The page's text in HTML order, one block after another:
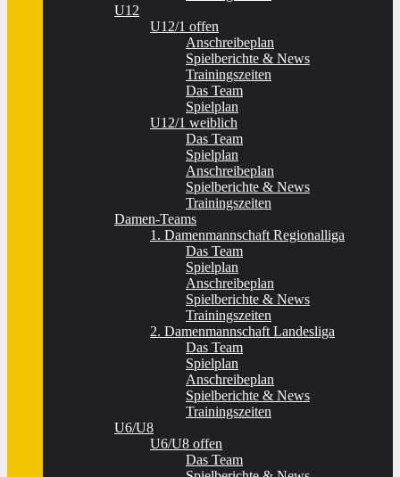
U12
U12/1 offen
Anschreibeplan
Spielberichte & News
Trainingszeiten
Das Team
Spielplan
U12/1 weiblich
Das Team
Spielplan
Anschreibeplan
Spielberichte & News
Trainingszeiten
Damen-Teams
1. Damenmannschaft Regionalliga
Das Team
Spielplan
Anschreibeplan
Spielberichte & News
Trainingszeiten
2. Damenmannschaft Landesliga
Das Team
Spielplan
Anschreibeplan
Spielberichte & News
Trainingszeiten
U6/U8
U6/U8 offen
Das Team